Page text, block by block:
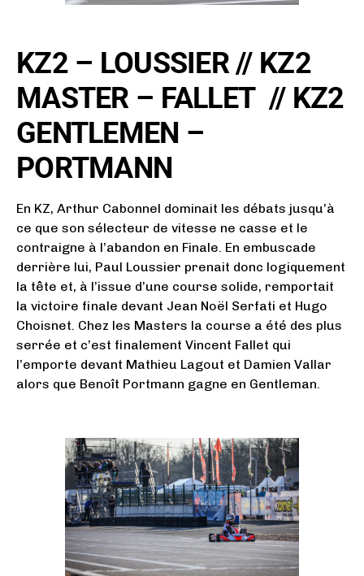
KZ2 – LOUSSIER // KZ2
MASTER – FALLET // KZ2
GENTLEMEN –
PORTMANN
En KZ, Arthur Cabonnel dominait les débats jusqu’à
ce que son sélecteur de vitesse ne casse et le
contraigne à l’abandon en Finale. En embuscade
derrière lui, Paul Loussier prenait donc logiquement
la tête et, à l’issue d’une course solide, remportait
la victoire finale devant Jean Noël Serfati et Hugo
Choisnet. Chez les Masters la course a été des plus
serrée et c’est finalement Vincent Fallet qui
l’emporte devant Mathieu Lagout et Damien Vallar
alors que Benoît Portmann gagne en Gentleman.